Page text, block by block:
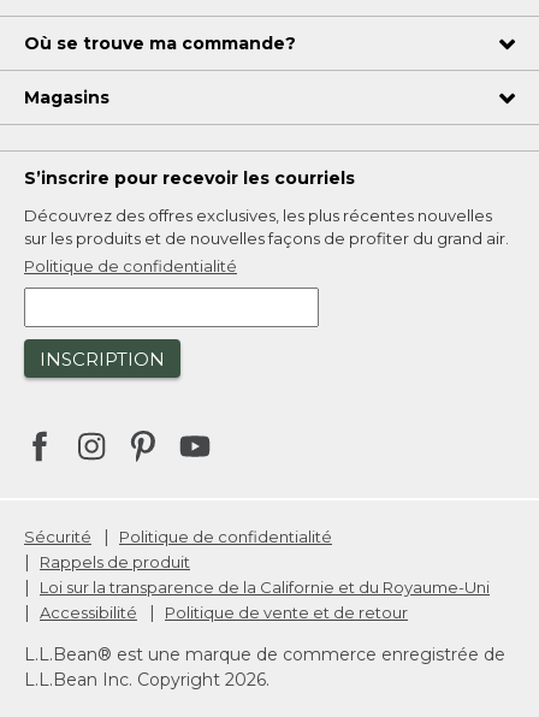
Où se trouve ma commande?
Magasins
S’inscrire pour recevoir les courriels
Découvrez des offres exclusives, les plus récentes nouvelles
sur les produits et de nouvelles façons de profiter du grand air.
Politique de confidentialité
INSCRIPTION
Sécurité Politique de confidentialité
Rappels de produit
Loi sur la transparence de la Californie et du Royaume-Uni
Accessibilité Politique de vente et de retour
L.L.Bean® est une marque de commerce enregistrée de
L.L.Bean Inc. Copyright 2026.